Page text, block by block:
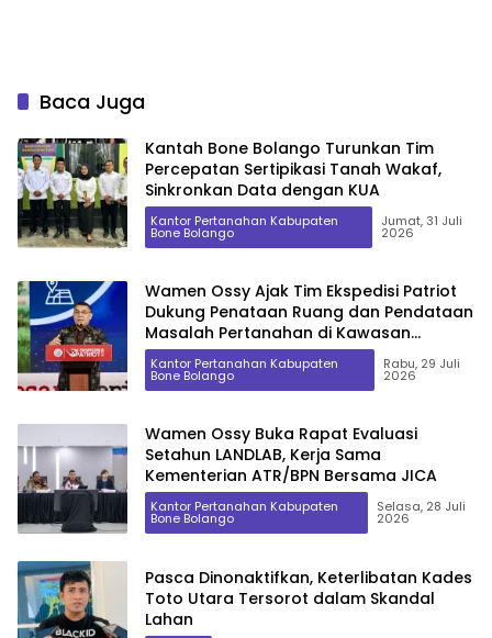
Baca Juga
Kantah Bone Bolango Turunkan Tim
Percepatan Sertipikasi Tanah Wakaf,
Sinkronkan Data dengan KUA
Kantor Pertanahan Kabupaten
Bone Bolango
Jumat, 31 Juli
2026
Wamen Ossy Ajak Tim Ekspedisi Patriot
Dukung Penataan Ruang dan Pendataan
Masalah Pertanahan di Kawasan
Transmigrasi
Kantor Pertanahan Kabupaten
Bone Bolango
Rabu, 29 Juli
2026
Wamen Ossy Buka Rapat Evaluasi
Setahun LANDLAB, Kerja Sama
Kementerian ATR/BPN Bersama JICA
Kantor Pertanahan Kabupaten
Bone Bolango
Selasa, 28 Juli
2026
Pasca Dinonaktifkan, Keterlibatan Kades
Toto Utara Tersorot dalam Skandal
Lahan